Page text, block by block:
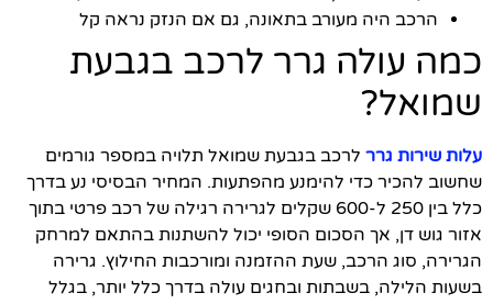
הרכב היה מעורב בתאונה, גם אם הנזק נראה קל
כמה עולה גרר לרכב בגבעת
שמואל?
עלות שירות גרר לרכב בגבעת שמואל תלויה במספר גורמים
שחשוב להכיר כדי להימנע מהפתעות. המחיר הבסיסי נע בדרך
כלל בין 250 ל-600 שקלים לגרירה רגילה של רכב פרטי בתוך
אזור גוש דן, אך הסכום הסופי יכול להשתנות בהתאם למרחק
הגרירה, סוג הרכב, שעת ההזמנה ומורכבות החילוץ. גרירה
בשעות הלילה, בשבתות ובחגים עולה בדרך כלל יותר, בגלל